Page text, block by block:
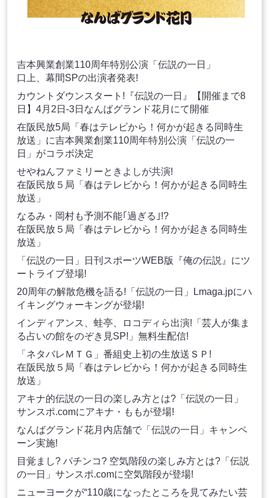
吉本興業創業110周年特別公演「伝説の一日」
口上、幕間SPの出演者発表!
カウントダウンスタート!『伝説の一日』【開催まで8
日】4月2日-3日なんばグランド花月にて開催
在阪民放5局「春はテレビから！何かが起きる同時生
放送」に吉本興業創業110周年特別公演「伝説の一
日」がコラボ決定
せやねんファミリーときよしが共演!
在阪民放５局「春はテレビから！何かが起きる同時生
放送」
なるみ・岡村も予測不能｢過ぎる｣!?
在阪民放５局「春はテレビから！何かが起きる同時生
放送」
「伝説の一日」日刊スポーツWEB版『俺の伝説』にツ
ートライブ登場!
20周年の解散危機を語る!「伝説の一日」Lmaga.jpにハ
イキングウォーキングが登場!
インディアンス、蛙亭、ロコディら出演!「芸人が集ま
る占いの館をのぞき見SP!」無料生配信!
「ネタバレＭＴＧ」番組史上初の生放送ＳＰ!
在阪民放５局「春はテレビから！何かが起きる同時生
放送」
アキナ的伝説の一日の楽しみ方とは?「伝説の一日」
サンスポ.comにアキナ・ももが登場!
なんばグランド花月内店舗で「伝説の一日」キャンペ
ーン実施!
目覚まし? パチンコ? 空気階段の楽しみ方とは?「伝説
の一日」サンスポ.comに空気階段が登場!
ニューヨークが“110歳になったところを見てみたい芸